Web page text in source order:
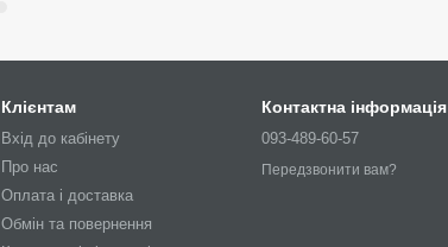
Клієнтам
Вхід до кабінету
Про нас
Оплата і доставка
Обмін та повернення
Контактна інформація
093-489-60-57
Передзвонити вам?